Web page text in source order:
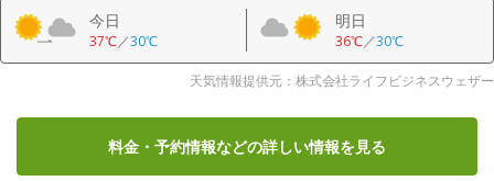
今日
37℃／30℃
明日
36℃／30℃
天気情報提供元：株式会社ライフビジネスウェザー
料金・予約情報などの詳しい情報を見る